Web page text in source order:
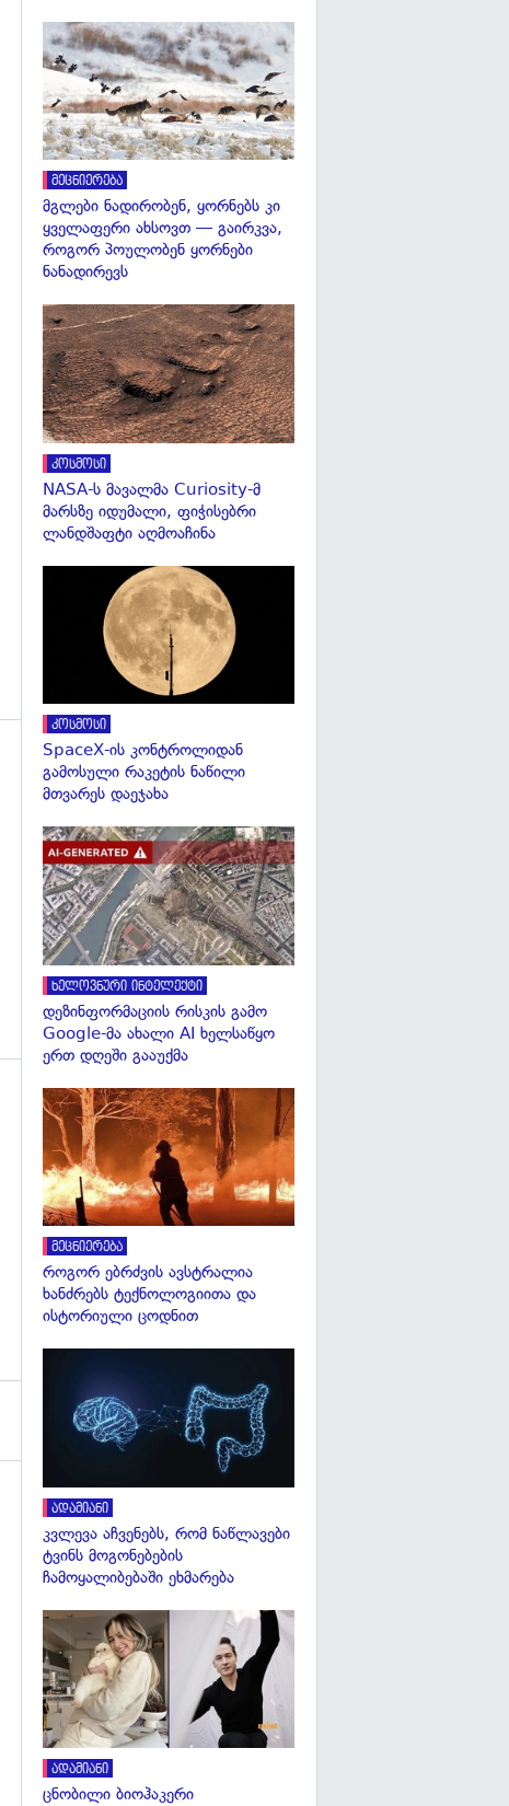
გადახედვა
გადახედვა
მეცნიერება
მგლები ნადირობენ, ყორნებს კი
ყველაფერი ახსოვთ — გაირკვა,
როგორ პოულობენ ყორნები
ნანადირევს
კოსმოსი
NASA-ს მავალმა Curiosity-მ
მარსზე იდუმალი, ფიჭისებრი
ლანდშაფტი აღმოაჩინა
კოსმოსი
SpaceX-ის კონტროლიდან
გამოსული რაკეტის ნაწილი
მთვარეს დაეჯახა
ხელოვნური ინტელექტი
დეზინფორმაციის რისკის გამო
Google-მა ახალი AI ხელსაწყო
ერთ დღეში გააუქმა
მეცნიერება
როგორ ებრძვის ავსტრალია
ხანძრებს ტექნოლოგიითა და
ისტორიული ცოდნით
ადამიანი
კვლევა აჩვენებს, რომ ნაწლავები
ტვინს მოგონებების
ჩამოყალიბებაში ეხმარება
ადამიანი
ცნობილი ბიოჰაკერი